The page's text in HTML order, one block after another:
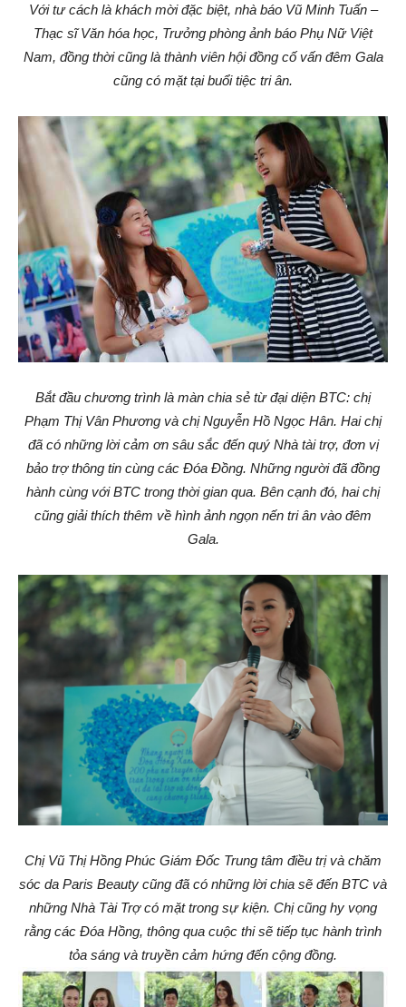
Với tư cách là khách mời đặc biệt, nhà báo Vũ Minh Tuấn –
Thạc sĩ Văn hóa học, Trưởng phòng ảnh báo Phụ Nữ Việt
Nam, đồng thời cũng là thành viên hội đồng cố vấn đêm Gala
cũng có mặt tại buổi tiệc tri ân.
Bắt đầu chương trình là màn chia sẻ từ đại diện BTC: chị
Phạm Thị Vân Phương và chị Nguyễn Hồ Ngọc Hân. Hai chị
đã có những lời cảm ơn sâu sắc đến quý Nhà tài trợ, đơn vị
bảo trợ thông tin cùng các Đóa Đồng. Những người đã đồng
hành cùng với BTC trong thời gian qua. Bên cạnh đó, hai chị
cũng giải thích thêm về hình ảnh ngọn nến tri ân vào đêm
Gala.
Chị Vũ Thị Hồng Phúc Giám Đốc Trung tâm điều trị và chăm
sóc da Paris Beauty cũng đã có những lời chia sẽ đến BTC và
những Nhà Tài Trợ có mặt trong sự kiện. Chị cũng hy vọng
rằng các Đóa Hồng, thông qua cuộc thi sẽ tiếp tục hành trình
tỏa sáng và truyền cảm hứng đến cộng đồng.